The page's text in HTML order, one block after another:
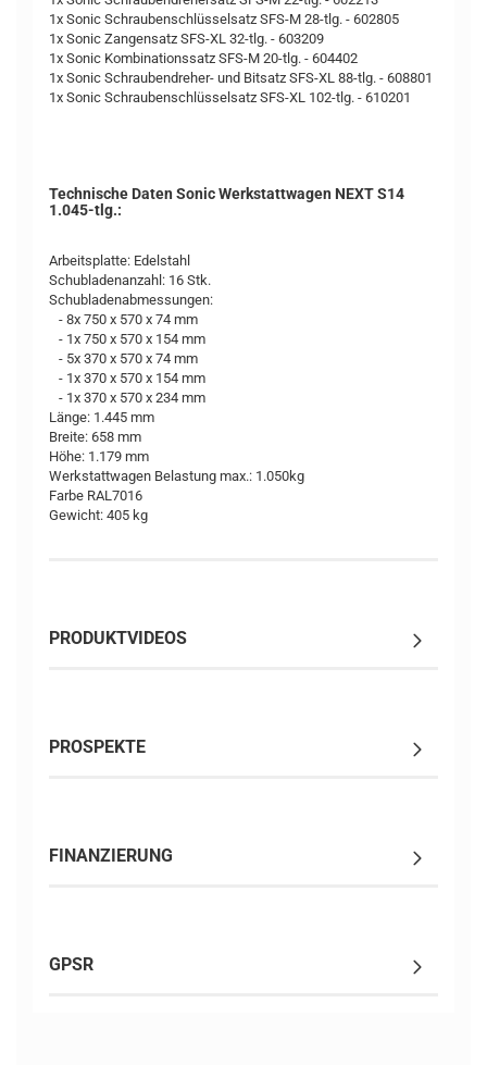
1x Sonic Schraubenschlüsselsatz SFS-M 28-tlg. - 602805
1x Sonic Zangensatz SFS-XL 32-tlg. - 603209
1x Sonic Kombinationssatz SFS-M 20-tlg. - 604402
1x Sonic Schraubendreher- und Bitsatz SFS-XL 88-tlg. - 608801
1x Sonic Schraubenschlüsselsatz SFS-XL 102-tlg. - 610201
Technische Daten Sonic Werkstattwagen NEXT S14
1.045-tlg.:
Arbeitsplatte: Edelstahl
Schubladenanzahl: 16 Stk.
Schubladenabmessungen:
- 8x 750 x 570 x 74 mm
- 1x 750 x 570 x 154 mm
- 5x 370 x 570 x 74 mm
- 1x 370 x 570 x 154 mm
- 1x 370 x 570 x 234 mm
Länge: 1.445 mm
Breite: 658 mm
Höhe: 1.179 mm
Werkstattwagen Belastung max.: 1.050kg
Farbe RAL7016
Gewicht: 405 kg
PRODUKTVIDEOS
PROSPEKTE
FINANZIERUNG
GPSR